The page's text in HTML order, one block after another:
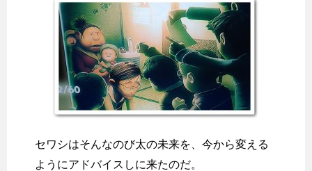
セワシはそんなのび太の未来を、今から変える
ようにアドバイスしに来たのだ。